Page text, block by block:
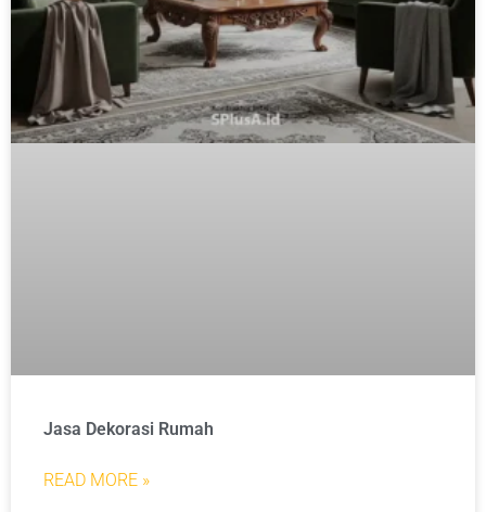
Jasa Dekorasi Rumah
READ MORE »